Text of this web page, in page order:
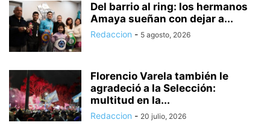
Del barrio al ring: los hermanos
Amaya sueñan con dejar a...
Redaccion - 5 agosto, 2026
Florencio Varela también le
agradeció a la Selección:
multitud en la...
Redaccion - 20 julio, 2026